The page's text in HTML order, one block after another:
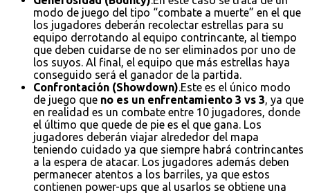
modo de juego del tipo “combate a muerte” en el que
los jugadores deberán recolectar estrellas para su
equipo derrotando al equipo contrincante, al tiempo
que deben cuidarse de no ser eliminados por uno de
los suyos. Al final, el equipo que más estrellas haya
conseguido será el ganador de la partida.
Confrontación (Showdown).Este es el único modo
de juego que no es un enfrentamiento 3 vs 3, ya que
en realidad es un combate entre 10 jugadores, donde
el último que quede de pie es el que gana. Los
jugadores deberán viajar alrededor del mapa
teniendo cuidado ya que siempre habrá contrincantes
a la espera de atacar. Los jugadores además deben
permanecer atentos a los barriles, ya que estos
contienen power-ups que al usarlos se obtiene una